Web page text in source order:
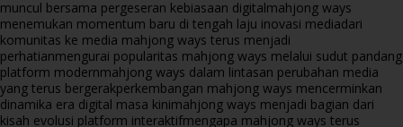
muncul bersama pergeseran kebiasaan digitalmahjong ways
menemukan momentum baru di tengah laju inovasi mediadari
komunitas ke media mahjong ways terus menjadi
perhatianmengurai popularitas mahjong ways melalui sudut pandang
platform modernmahjong ways dalam lintasan perubahan media
yang terus bergerakperkembangan mahjong ways mencerminkan
dinamika era digital masa kinimahjong ways menjadi bagian dari
kisah evolusi platform interaktifmengapa mahjong ways terus